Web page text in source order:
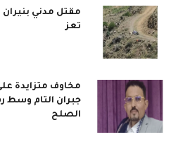
مقتل مدني
تعز
مخاوف متزايدة
جبران التام
الصلح